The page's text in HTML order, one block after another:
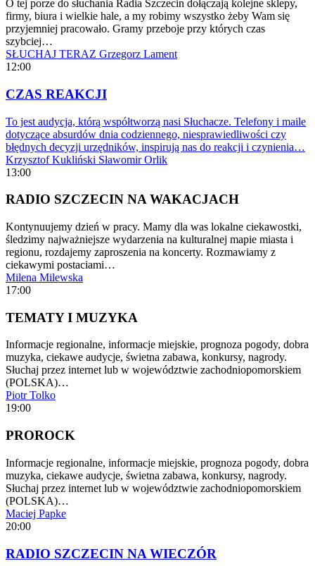
O tej porze do słuchania Radia Szczecin dołączają kolejne sklepy,
firmy, biura i wielkie hale, a my robimy wszystko żeby Wam się
przyjemniej pracowało. Gramy przeboje przy których czas
szybciej…
SŁUCHAJ TERAZ Grzegorz Lament
12:00
CZAS REAKCJI
To jest audycja, którą współtworzą nasi Słuchacze. Telefony i maile
dotyczące absurdów dnia codziennego, niesprawiedliwości czy
błędnych decyzji urzędników, inspirują nas do reakcji i czynienia…
Krzysztof Kukliński Sławomir Orlik
13:00
RADIO SZCZECIN NA WAKACJACH
Kontynuujemy dzień w pracy. Mamy dla was lokalne ciekawostki,
śledzimy najważniejsze wydarzenia na kulturalnej mapie miasta i
regionu, rozdajemy zaproszenia na koncerty. Rozmawiamy z
ciekawymi postaciami…
Milena Milewska
17:00
TEMATY I MUZYKA
Informacje regionalne, informacje miejskie, prognoza pogody, dobra
muzyka, ciekawe audycje, świetna zabawa, konkursy, nagrody.
Słuchaj przez internet lub w województwie zachodniopomorskiem
(POLSKA)…
Piotr Tolko
19:00
PROROCK
Informacje regionalne, informacje miejskie, prognoza pogody, dobra
muzyka, ciekawe audycje, świetna zabawa, konkursy, nagrody.
Słuchaj przez internet lub w województwie zachodniopomorskiem
(POLSKA)…
Maciej Papke
20:00
RADIO SZCZECIN NA WIECZÓR